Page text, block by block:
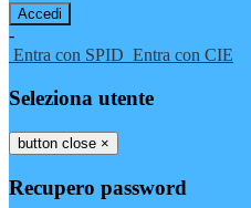
-
Entra con SPID Entra con CIE
Seleziona utente
button close ×
Recupero password